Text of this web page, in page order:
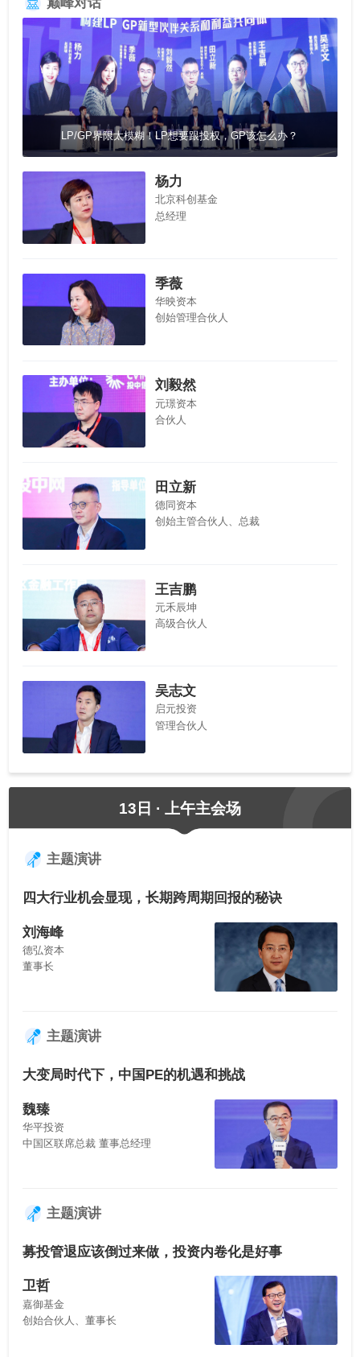
LP/GP界限太模糊！LP想要跟投权，GP该怎么办？
杨力
北京科创基金
总经理
季薇
华映资本
创始管理合伙人
刘毅然
元璟资本
合伙人
田立新
德同资本
创始主管合伙人、总裁
王吉鹏
元禾辰坤
高级合伙人
吴志文
启元投资
管理合伙人
13日 · 上午主会场
主题演讲
四大行业机会显现，长期跨周期回报的秘诀
刘海峰
德弘资本
董事长
主题演讲
大变局时代下，中国PE的机遇和挑战
魏臻
华平投资
中国区联席总裁 董事总经理
主题演讲
募投管退应该倒过来做，投资内卷化是好事
卫哲
嘉御基金
创始合伙人、董事长